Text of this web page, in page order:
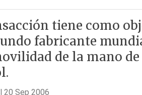
tiene como
fabricante
de la mano
20 Sep 2006